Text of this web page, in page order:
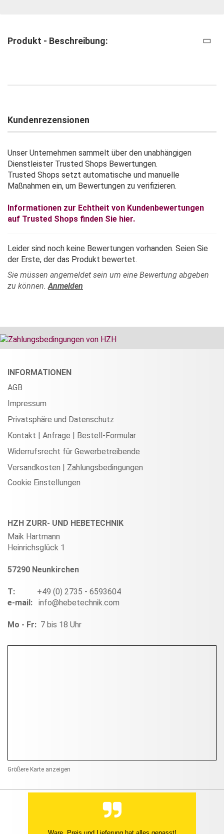
Produkt - Beschreibung:
Kundenrezensionen
Unser Unternehmen sammelt über den unabhängigen
Dienstleister Trusted Shops Bewertungen.
Trusted Shops setzt automatische und manuelle
Maßnahmen ein, um Bewertungen zu verifizieren.
Informationen zur Echtheit von Kundenbewertungen
auf Trusted Shops finden Sie hier.
Leider sind noch keine Bewertungen vorhanden. Seien Sie
der Erste, der das Produkt bewertet.
Sie müssen angemeldet sein um eine Bewertung abgeben
zu können. Anmelden
INFORMATIONEN
AGB
Impressum
Privatsphäre und Datenschutz
Kontakt | Anfrage | Bestell-Formular
Widerrufsrecht für Gewerbetreibende
Versandkosten | Zahlungsbedingungen
Cookie Einstellungen
HZH ZURR- UND HEBETECHNIK
Maik Hartmann
Heinrichsglück 1
57290 Neunkirchen
T: +49 (0) 2735 - 6593604
e-mail: info@hebetechnik.com
Mo - Fr: 7 bis 18 Uhr
Größere Karte anzeigen